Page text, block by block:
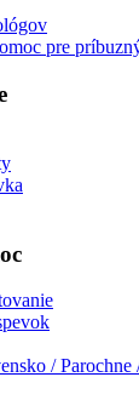
pre
/